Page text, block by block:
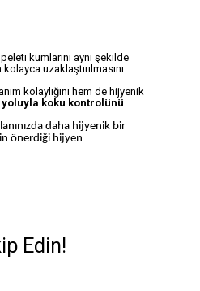
kumlarını aynı şekilde
uzaklaştırılmasını
kolaylığını hem de hijyenik
koku kontrolünü
daha hijyenik bir
önerdiği hijyen
Edin!